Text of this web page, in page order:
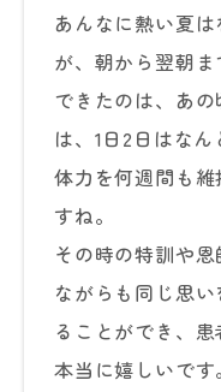
あんなに熱い夏
が、朝から翌朝
できたのは、あ
は、1日2日はな
体力を何週間も
すね。
その時の特訓や
ながらも同じ思
ることができ、
本当に嬉しいで